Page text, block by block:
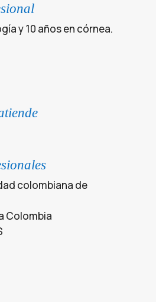
y 10 años en córnea.
colombiana de
Colombia